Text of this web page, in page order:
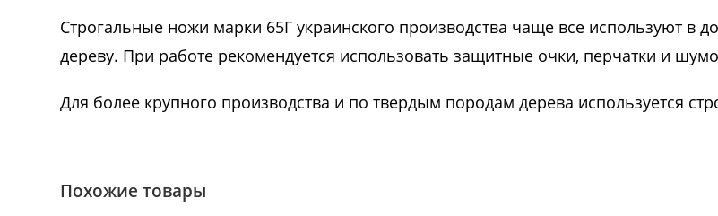
Строгальные ножи марки 65Г украинского производства чаще все используют
дереву. При работе рекомендуется использовать защитные очки, перчатки и
Для более крупного производства и по твердым породам дерева используется
Похожие товары